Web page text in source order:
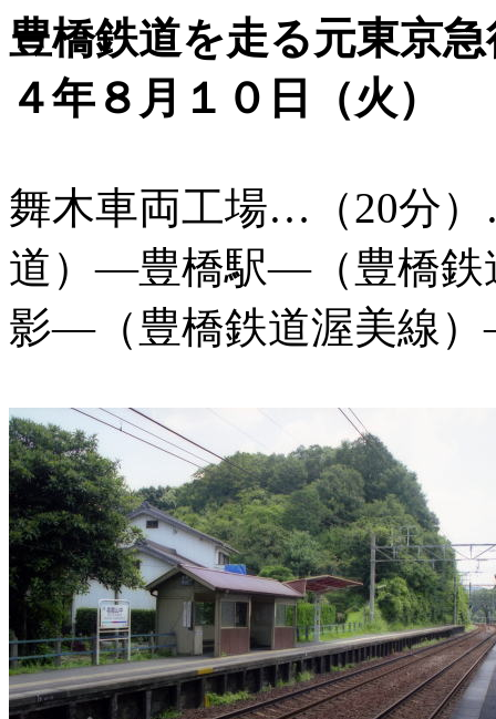
豊橋鉄道を走る元東
４年８月１０日（火）
舞木車両工場…（20分
道）―豊橋駅―（豊橋鉄
影―（豊橋鉄道渥美線